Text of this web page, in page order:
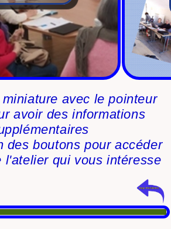
avec le pointeur
avoir des informations
des boutons pour accéder
l'atelier qui vous intéresse